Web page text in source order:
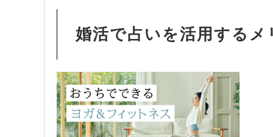
婚活で占いを活用するメ